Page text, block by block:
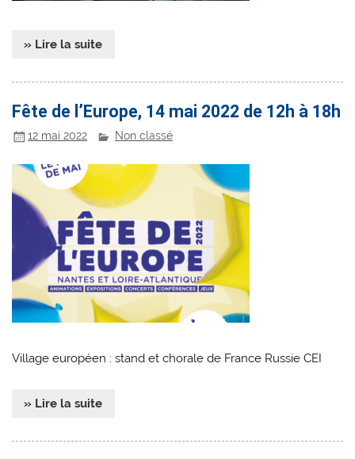
» Lire la suite
Fête de l’Europe, 14 mai 2022 de 12h à 18h
12 mai 2022 Non classé
Village européen : stand et chorale de France Russie CEI
» Lire la suite